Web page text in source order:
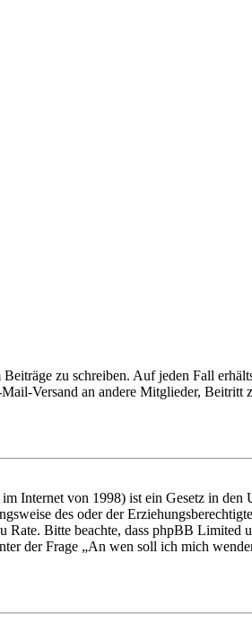
zu schreiben. Auf jeden Fall
Versand an andere Mitglieder, Beitritt
Internet von 1998) ist ein Gesetz in den
des oder der
Bitte beachte, dass phpBB Limited
der Frage „An wen soll ich mich